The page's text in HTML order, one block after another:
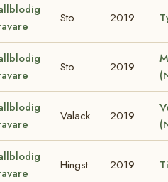
Sto 2019
Sto 2019
Valack 2019
Hingst 2019